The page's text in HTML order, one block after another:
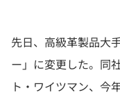
先日、高級革製品大
ー」に変更した。同
ト・ワイツマン、今